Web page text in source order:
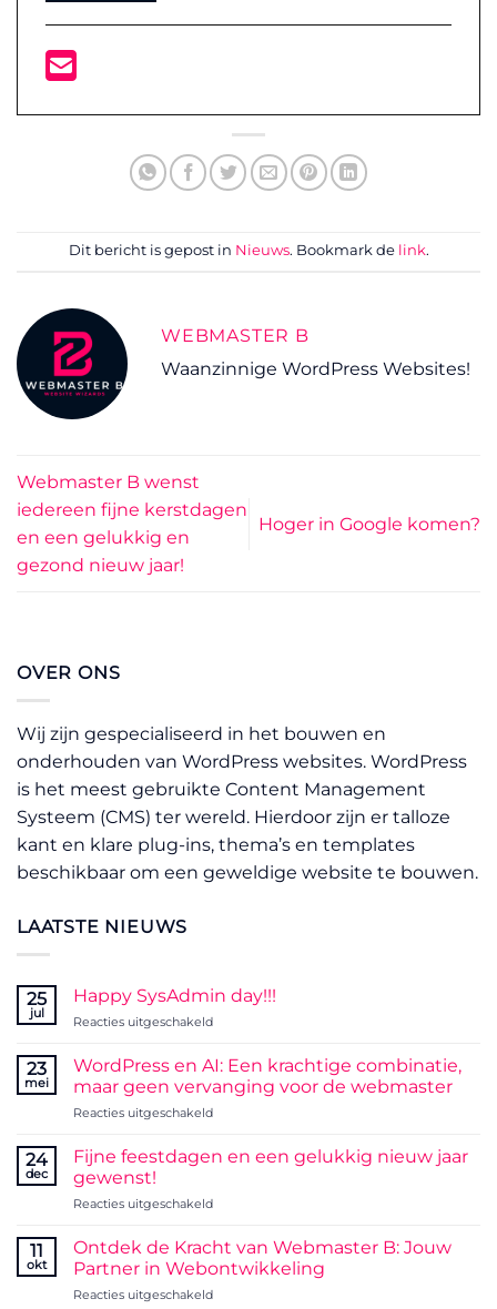
Dit bericht is gepost in Nieuws. Bookmark de link.
WEBMASTER B
Waanzinnige WordPress Websites!
Webmaster B wenst
iedereen fijne kerstdagen
en een gelukkig en
gezond nieuw jaar!
Hoger in Google komen?
OVER ONS
Wij zijn gespecialiseerd in het bouwen en
onderhouden van WordPress websites. WordPress
is het meest gebruikte Content Management
Systeem (CMS) ter wereld. Hierdoor zijn er talloze
kant en klare plug-ins, thema’s en templates
beschikbaar om een geweldige website te bouwen.
LAATSTE NIEUWS
25
jul
Happy SysAdmin day!!!
Reacties uitgeschakeldvoor
SysAdmin
day!!!
23
mei
WordPress en AI: Een krachtige combinatie,
maar geen vervanging voor de webmaster
Reacties uitgeschakeldvoor
AI:
krachtige
maar
geen
voor
24
dec
Fijne feestdagen en een gelukkig nieuw jaar
gewenst!
Reacties uitgeschakeldvoor
feestdagen
en
een
gelukkig
11
okt
Ontdek de Kracht van Webmaster B: Jouw
Partner in Webontwikkeling
Reacties uitgeschakeldvoor